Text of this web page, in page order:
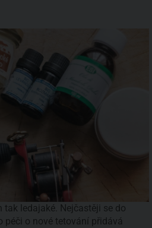
tak ledajaké. Nejčastěji se do
péči o nové tetování přidává